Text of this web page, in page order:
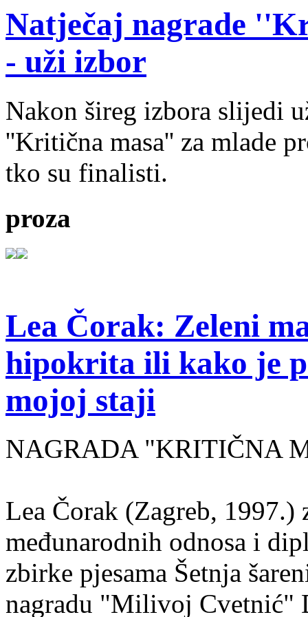
Natječaj nagrade
- uži izbor
Nakon šireg izbora slijedi
''Kritična masa'' za mlade
tko su finalisti.
proza
Lea Čorak: Zeleni
hipokrita ili kako je
mojoj staji
NAGRADA "KRITIČNA
Lea Čorak (Zagreb,
međunarodnih odnosa i
zbirke pjesama Šetnja
nagradu "Milivoj Cvetnić"